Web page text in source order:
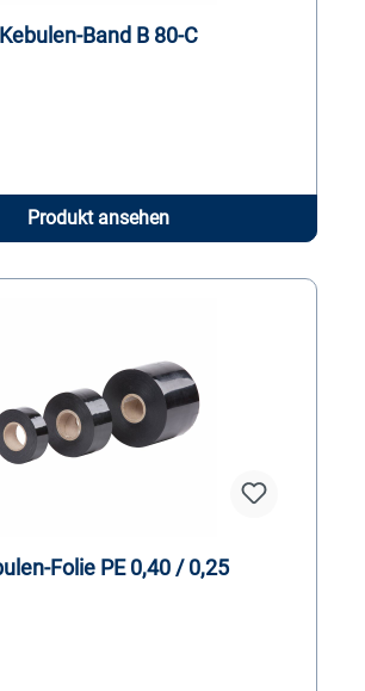
Kebulen-Band B 80-C
Produkt ansehen
Folie PE 0,40 / 0,25